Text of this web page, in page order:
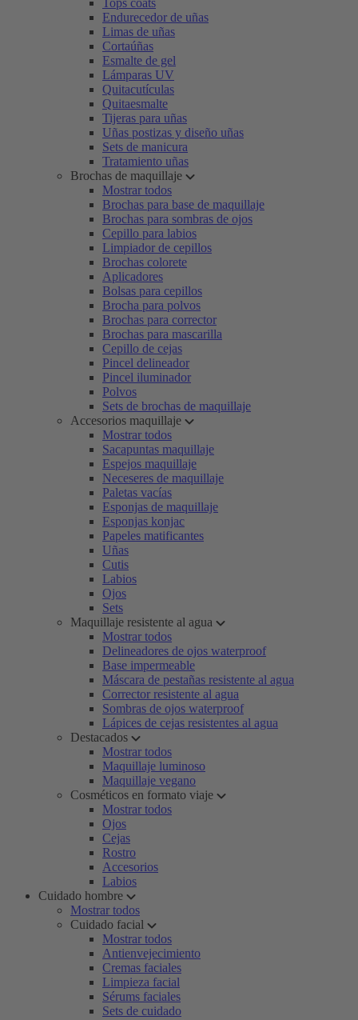
Tops coats
Endurecedor de uñas
Limas de uñas
Cortaúñas
Esmalte de gel
Lámparas UV
Quitacutículas
Quitaesmalte
Tijeras para uñas
Uñas postizas y diseño uñas
Sets de manicura
Tratamiento uñas
Brochas de maquillaje
Mostrar todos
Brochas para base de maquillaje
Brochas para sombras de ojos
Cepillo para labios
Limpiador de cepillos
Brochas colorete
Aplicadores
Bolsas para cepillos
Brocha para polvos
Brochas para corrector
Brochas para mascarilla
Cepillo de cejas
Pincel delineador
Pincel iluminador
Polvos
Sets de brochas de maquillaje
Accesorios maquillaje
Mostrar todos
Sacapuntas maquillaje
Espejos maquillaje
Neceseres de maquillaje
Paletas vacías
Esponjas de maquillaje
Esponjas konjac
Papeles matificantes
Uñas
Cutis
Labios
Ojos
Sets
Maquillaje resistente al agua
Mostrar todos
Delineadores de ojos waterproof
Base impermeable
Máscara de pestañas resistente al agua
Corrector resistente al agua
Sombras de ojos waterproof
Lápices de cejas resistentes al agua
Destacados
Mostrar todos
Maquillaje luminoso
Maquillaje vegano
Cosméticos en formato viaje
Mostrar todos
Ojos
Cejas
Rostro
Accesorios
Labios
Cuidado hombre
Mostrar todos
Cuidado facial
Mostrar todos
Antienvejecimiento
Cremas faciales
Limpieza facial
Sérums faciales
Sets de cuidado